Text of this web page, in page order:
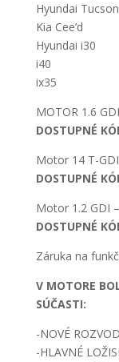
Hyundai Tucson
Kia Cee’d
Hyundai i30
i40
ix35
MOTOR 1.6
DOSTUPNÉ
Motor 14 T-GDI
DOSTUPNÉ
Motor 1.2 GDI
DOSTUPNÉ
Záruka na
V MOTORE
SÚČASTI:
-NOVÉ
-HLAVNÉ